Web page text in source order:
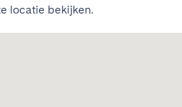
locatie bekijken.